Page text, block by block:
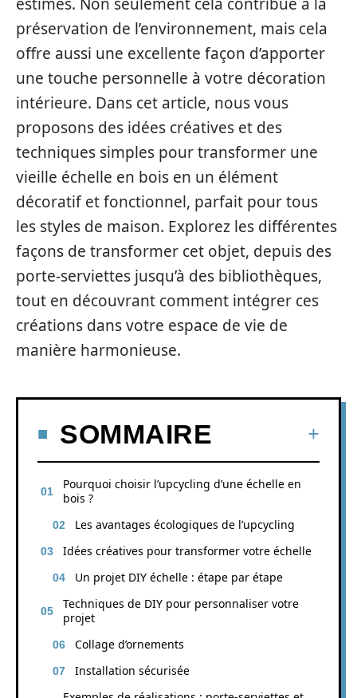
préservation de l’environnement, mais cela
offre aussi une excellente façon d’apporter
une touche personnelle à votre décoration
intérieure. Dans cet article, nous vous
proposons des idées créatives et des
techniques simples pour transformer une
vieille échelle en bois en un élément
décoratif et fonctionnel, parfait pour tous
les styles de maison. Explorez les différentes
façons de transformer cet objet, depuis des
porte-serviettes jusqu’à des bibliothèques,
tout en découvrant comment intégrer ces
créations dans votre espace de vie de
manière harmonieuse.
SOMMAIRE
Pourquoi choisir l’upcycling d’une échelle en
bois ?
Les avantages écologiques de l’upcycling
Idées créatives pour transformer votre échelle
Un projet DIY échelle : étape par étape
Techniques de DIY pour personnaliser votre
projet
Collage d’ornements
Installation sécurisée